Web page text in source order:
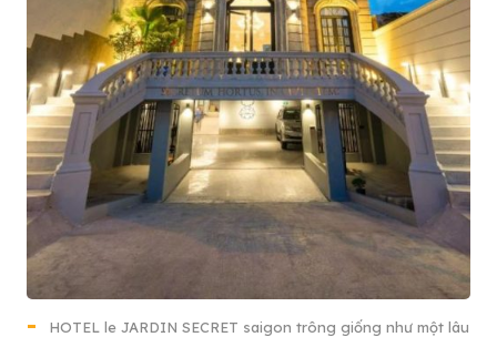
HOTEL le JARDIN SECRET saigon trông giống như một lâu